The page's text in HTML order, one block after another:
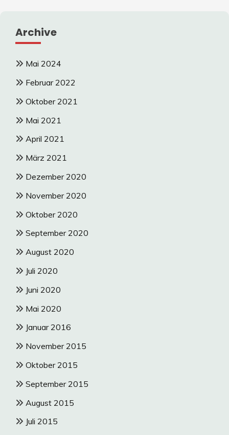
Archive
Mai 2024
Februar 2022
Oktober 2021
Mai 2021
April 2021
März 2021
Dezember 2020
November 2020
Oktober 2020
September 2020
August 2020
Juli 2020
Juni 2020
Mai 2020
Januar 2016
November 2015
Oktober 2015
September 2015
August 2015
Juli 2015